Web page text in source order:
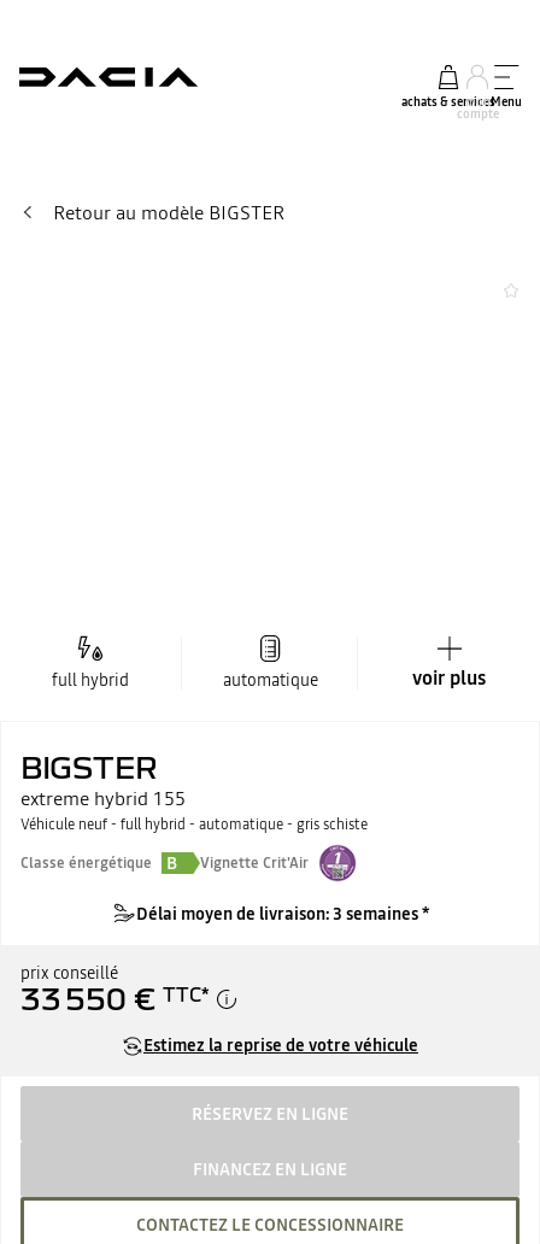
achats & services
mon
compte
Menu
Retour au modèle BIGSTER
full hybrid automatique voir plus
BIGSTER
extreme hybrid 155
Véhicule neuf - full hybrid - automatique - gris schiste
Classe énergétique
B Vignette Crit'Air
Délai moyen de livraison: 3 semaines *
prix conseillé
33 550 € TTC*
Estimez la reprise de votre véhicule
RÉSERVEZ EN LIGNE
FINANCEZ EN LIGNE
CONTACTEZ LE CONCESSIONNAIRE